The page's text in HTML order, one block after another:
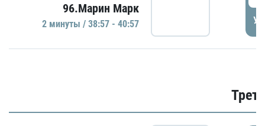
96.Марин Марк
2 минуты / 38:57 - 40:57